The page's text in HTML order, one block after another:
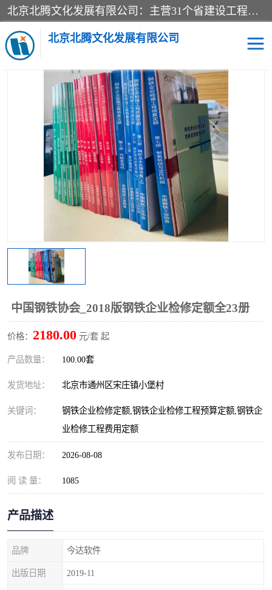
北京北腾文化发展有限公司：主营31个省建设工程预算书,工程预算软件,工程计价依据,工程造价定额,工程量清单计价定额,建设工程量消耗量定额,各行业工程预算定额,铁路定额,电力定额,矿山定额,*,黄金定额,钢铁企业检修定额,中石化安装检修定额,煤矿图书,医院书籍等.诚信的经营，在发展的同时公司不忘不断总结不断优化为客户的服务，和一如既往的热情赢得了新老客户的极高评价及青睐。
北京北腾文化发展有限公司
当前位置：首页>供应商机>钢铁检修工程预算定额> 中国钢铁协
会_2018版钢铁企业检修定额全23册
中国钢铁协会_2018版钢铁企业检修定额全23册
价格： 2180.00 元/套 起
产品数量： 100.00套
发货地址： 北京市通州区宋庄镇小堡村
关键词：
钢铁企业检修定额,钢铁企业检修工程预算定额,钢铁企
业检修工程费用定额
发布日期： 2026-08-08
阅 读 量： 1085
产品描述
品牌 今达软件
出版日期 2019-11
医院图书 预算定额
电力图书 煤矿图书
标准图书 铁路建设工程预算定额
电力行业工程预算定额 石油化工安装预算定额
石油化工概算定额数据
石油建设安装工程预算定
山东省工程预算定额
电网技改,拆除,检修定额 炼油化工计价依据定额
信息通信建设工程预算定
煤炭建设工程预算定额 钢铁检修工程预算定额
黄金矿山工程预算定额
冶金工业建设工程预算定
额
电子工程概预算定额 有色工程预算定额
内河航运工程概预算定额
疏浚工程预算定额